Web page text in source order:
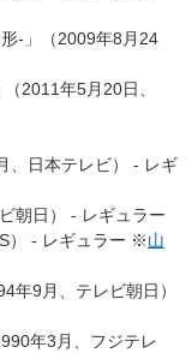
-」（2009年8月24
2011年5月20日、
、日本テレビ） - レギ
朝日） - レギュラー
） - レギュラー ※山
年9月、テレビ朝日）
年3月、フジテレ